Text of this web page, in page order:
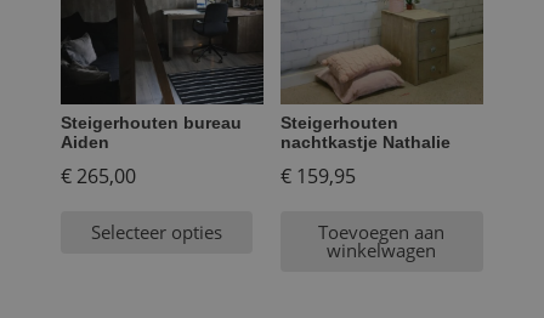
Steigerhouten bureau
Aiden
€265,00
Selecteer opties
Steigerhouten
nachtkastje Nathalie
€159,95
Toevoegen aan
winkelwagen